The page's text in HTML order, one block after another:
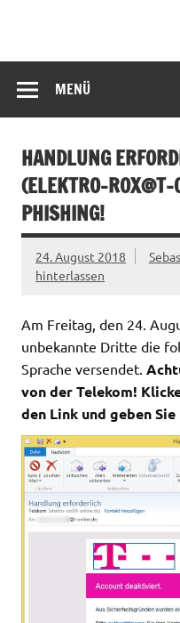
MENÜ
HANDLUNG
(ELEKTRO-ROX@T-
PHISHING!
24. August 2018
hinterlassen
Am Freitag, den 24.
unbekannte Dritte die
Sprache versendet.
von der Telekom!
den Link und geben